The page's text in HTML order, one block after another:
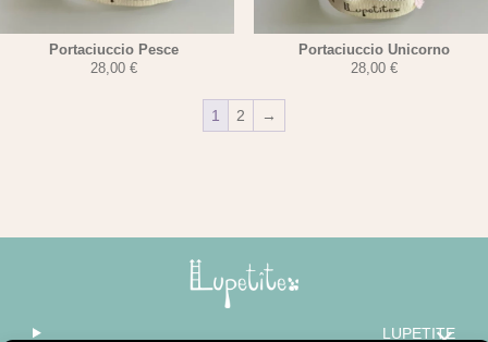
Portaciuccio Pesce
28,00€
Portaciuccio Unicorno
28,00 €
1 2 →
LUPETITE